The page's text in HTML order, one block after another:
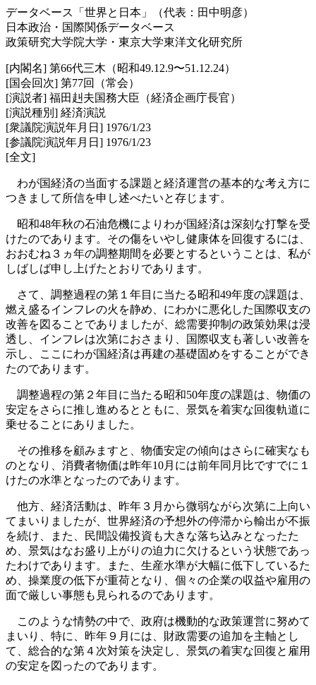
データベース「世界と日本」（代表：田中明彦）
日本政治・国際関係データベース
政策研究大学院大学・東京大学東洋文化研究所
[内閣名] 第66代三木（昭和49.12.9〜51.12.24）
[国会回次] 第77回（常会）
[演説者] 福田赳夫国務大臣（経済企画庁長官）
[演説種別] 経済演説
[衆議院演説年月日] 1976/1/23
[参議院演説年月日] 1976/1/23
[全文]
わが国経済の当面する課題と経済運営の基本的な考え方に
つきまして所信を申し述べたいと存じます。
昭和48年秋の石油危機によりわが国経済は深刻な打撃を受
けたのであります。その傷をいやし健康体を回復するには、
おおむね３ヵ年の調整期間を必要とするということは、私が
しばしば申し上げたとおりであります。
さて、調整過程の第１年目に当たる昭和49年度の課題は、
燃え盛るインフレの火を静め、にわかに悪化した国際収支の
改善を図ることでありましたが、総需要抑制の政策効果は浸
透し、インフレは次第におさまり、国際収支も著しい改善を
示し、ここにわが国経済は再建の基礎固めをすることができ
たのであります。
調整過程の第２年目に当たる昭和50年度の課題は、物価の
安定をさらに推し進めるとともに、景気を着実な回復軌道に
乗せることにありました。
その推移を顧みますと、物価安定の傾向はさらに確実なも
のとなり、消費者物価は昨年10月には前年同月比ですでに１
けたの水準となったのであります。
他方、経済活動は、昨年３月から微弱ながら次第に上向い
てまいりましたが、世界経済の予想外の停滞から輸出が不振
を続け、また、民間設備投資も大きな落ち込みとなったた
め、景気はなお盛り上がりの迫力に欠けるという状態であっ
たわけであります。また、生産水準が大幅に低下しているた
め、操業度の低下が重荷となり、個々の企業の収益や雇用の
面で厳しい事態も見られるのであります。
このような情勢の中で、政府は機動的な政策運営に努めて
まいり、特に、昨年９月には、財政需要の追加を主軸とし
て、総合的な第４次対策を決定し、景気の着実な回復と雇用
の安定を図ったのであります。